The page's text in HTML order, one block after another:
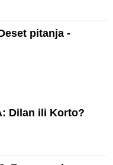
pitanja -
Dilan ili Korto?